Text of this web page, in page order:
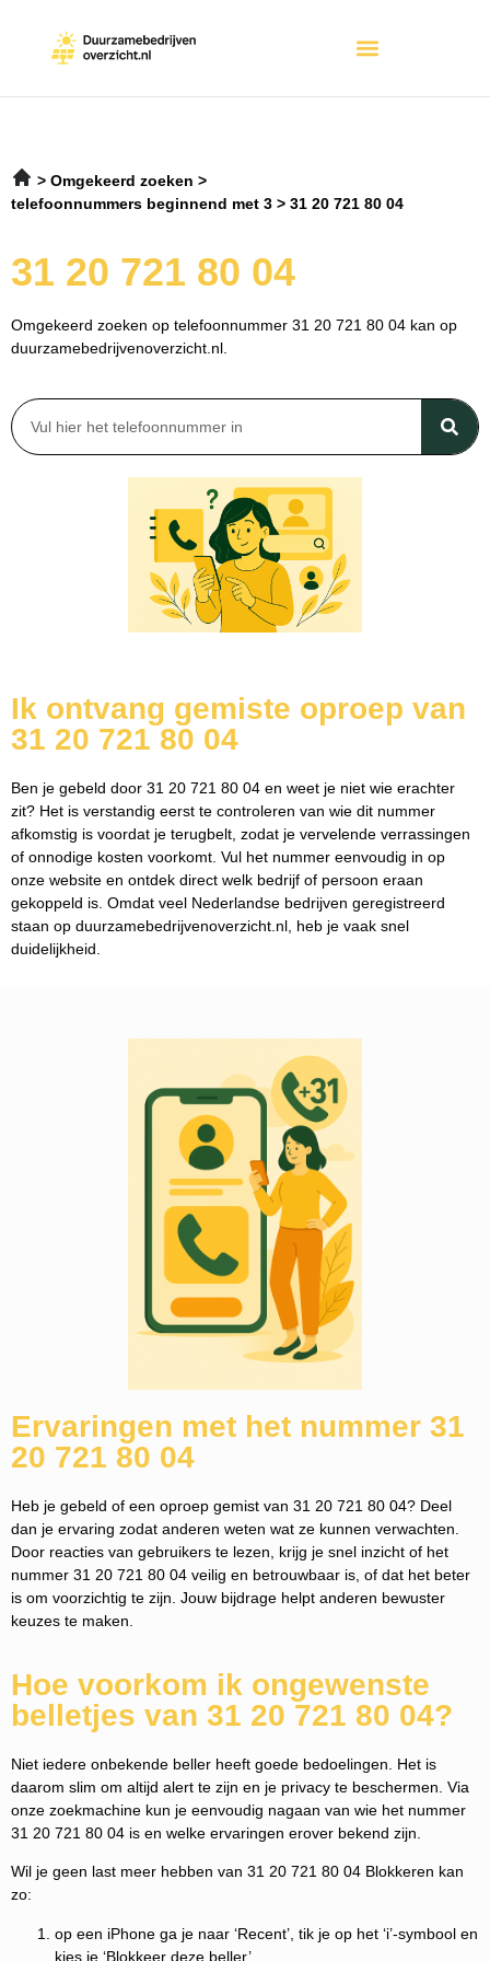
Omgekeerd zoeken
telefoonnummers beginnend met 3
31 20 721 80 04
31 20 721 80 04
Omgekeerd zoeken op telefoonnummer 31 20 721 80 04 kan op
duurzamebedrijvenoverzicht.nl.
Ik ontvang gemiste oproep van
31 20 721 80 04
Ben je gebeld door 31 20 721 80 04 en weet je niet wie erachter
zit? Het is verstandig eerst te controleren van wie dit nummer
afkomstig is voordat je terugbelt, zodat je vervelende verrassingen
of onnodige kosten voorkomt. Vul het nummer eenvoudig in op
onze website en ontdek direct welk bedrijf of persoon eraan
gekoppeld is. Omdat veel Nederlandse bedrijven geregistreerd
staan op duurzamebedrijvenoverzicht.nl, heb je vaak snel
duidelijkheid.
Ervaringen met het nummer 31
20 721 80 04
Heb je gebeld of een oproep gemist van 31 20 721 80 04? Deel
dan je ervaring zodat anderen weten wat ze kunnen verwachten.
Door reacties van gebruikers te lezen, krijg je snel inzicht of het
nummer 31 20 721 80 04 veilig en betrouwbaar is, of dat het beter
is om voorzichtig te zijn. Jouw bijdrage helpt anderen bewuster
keuzes te maken.
Hoe voorkom ik ongewenste
belletjes van 31 20 721 80 04?
Niet iedere onbekende beller heeft goede bedoelingen. Het is
daarom slim om altijd alert te zijn en je privacy te beschermen. Via
onze zoekmachine kun je eenvoudig nagaan van wie het nummer
31 20 721 80 04 is en welke ervaringen erover bekend zijn.
Wil je geen last meer hebben van 31 20 721 80 04 Blokkeren kan
zo:
op een iPhone ga je naar ‘Recent’, tik je op het ‘i’-symbool en
kies je ‘Blokkeer deze beller’.